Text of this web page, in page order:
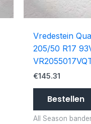
Vredestein
205/50 R17
€145.31
Bestellen
All Season